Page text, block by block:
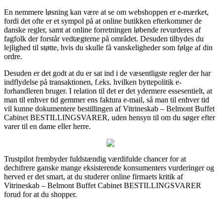
En nemmere løsning kan være at se om webshoppen er e-mærket,
fordi det ofte er et sympol på at online butikken efterkommer de
danske regler, samt at online forretningen løbende revurderes af
fagfolk der forstår vedtægterne på området. Desuden tilbydes du
lejlighed til støtte, hvis du skulle få vanskeligheder som følge af din
ordre.
Desuden er det godt at du er sat ind i de væsentligste regler der har
indflydelse på transaktionen, f.eks. hvilken byttepolitik e-
forhandleren bruger. I relation til det er det ydermere essesentielt, at
man til enhver tid gemmer ens faktura e-mail, så man til enhver tid
vil kunne dokumentere bestillingen af Vitrineskab – Belmont Buffet
Cabinet BESTILLINGSVARER, uden hensyn til om du søger efter
varer til en dame eller herre.
Trustpilot frembyder fuldstændig værdifulde chancer for at
dechifrere ganske mange eksisterende konsumenters vurderinger og
herved er det smart, at du studerer online firmaets kritik af
Vitrineskab – Belmont Buffet Cabinet BESTILLINGSVARER
forud for at du shopper.